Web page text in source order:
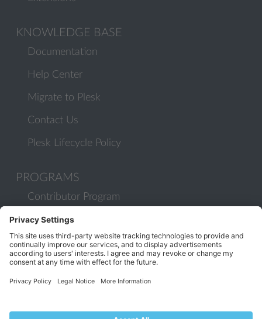
KNOWLEDGE BASE
Documentation
Help Center
Migrate to Plesk
Contact Us
Plesk Lifecycle Policy
PROGRAMS
Contributor Program
Partner Program
COMMUNITY